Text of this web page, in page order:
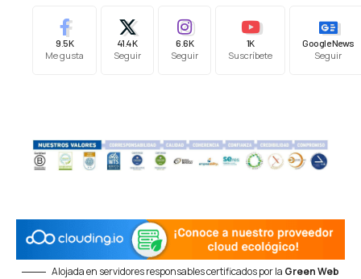
9.5K
Me gusta
41.4K
Seguir
6.6K
Seguir
1K
Suscríbete
Google News
Seguir
Alojada en servidores responsables certificados por la Green Web